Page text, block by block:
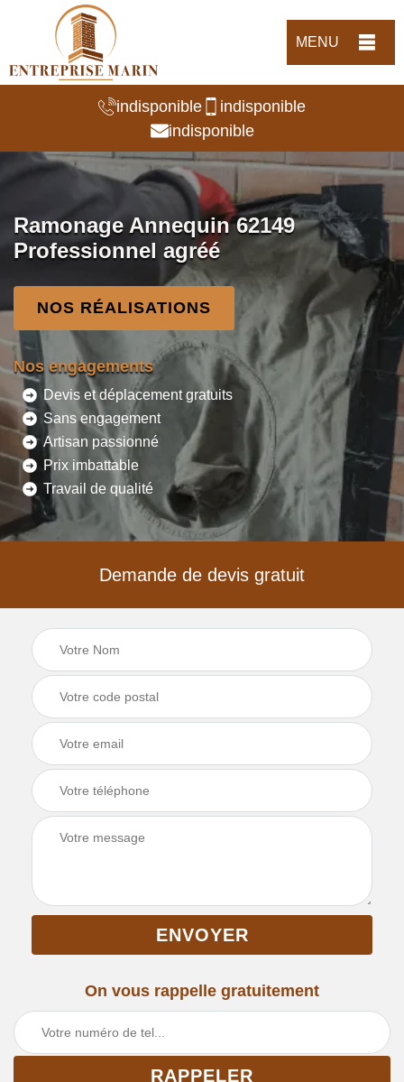
MENU
indisponible
indisponible
indisponible
Ramonage Annequin 62149
Professionnel agréé
NOS RÉALISATIONS
Nos engagements
Devis et déplacement gratuits
Sans engagement
Artisan passionné
Prix imbattable
Travail de qualité
Demande de devis gratuit
On vous rappelle gratuitement